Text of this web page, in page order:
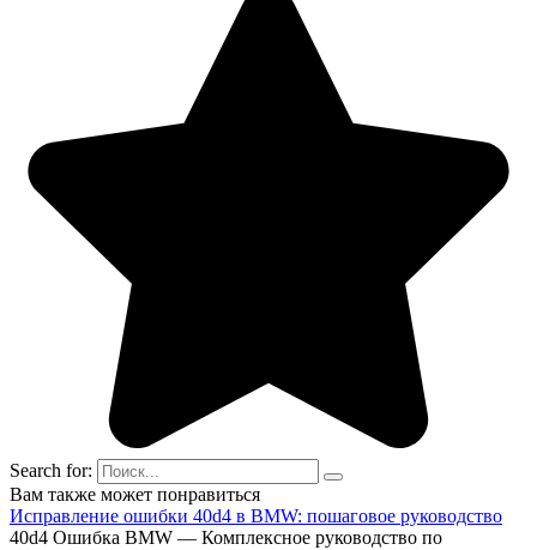
Search for:
Вам также может понравиться
Исправление ошибки 40d4 в BMW: пошаговое руководство
40d4 Ошибка BMW — Комплексное руководство по